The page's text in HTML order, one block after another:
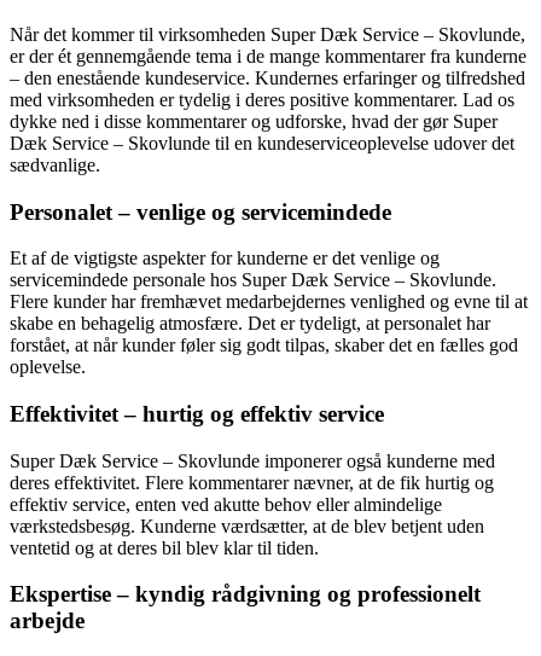
Når det kommer til virksomheden Super Dæk Service – Skovlunde,
er der ét gennemgående tema i de mange kommentarer fra kunderne
– den enestående kundeservice. Kundernes erfaringer og tilfredshed
med virksomheden er tydelig i deres positive kommentarer. Lad os
dykke ned i disse kommentarer og udforske, hvad der gør Super
Dæk Service – Skovlunde til en kundeserviceoplevelse udover det
sædvanlige.
Personalet – venlige og servicemindede
Et af de vigtigste aspekter for kunderne er det venlige og
servicemindede personale hos Super Dæk Service – Skovlunde.
Flere kunder har fremhævet medarbejdernes venlighed og evne til at
skabe en behagelig atmosfære. Det er tydeligt, at personalet har
forstået, at når kunder føler sig godt tilpas, skaber det en fælles god
oplevelse.
Effektivitet – hurtig og effektiv service
Super Dæk Service – Skovlunde imponerer også kunderne med
deres effektivitet. Flere kommentarer nævner, at de fik hurtig og
effektiv service, enten ved akutte behov eller almindelige
værkstedsbesøg. Kunderne værdsætter, at de blev betjent uden
ventetid og at deres bil blev klar til tiden.
Ekspertise – kyndig rådgivning og professionelt
arbejde